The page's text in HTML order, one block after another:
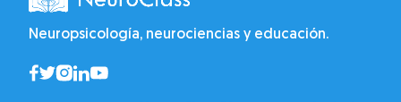
Neuropsicología, neurociencias y educación.